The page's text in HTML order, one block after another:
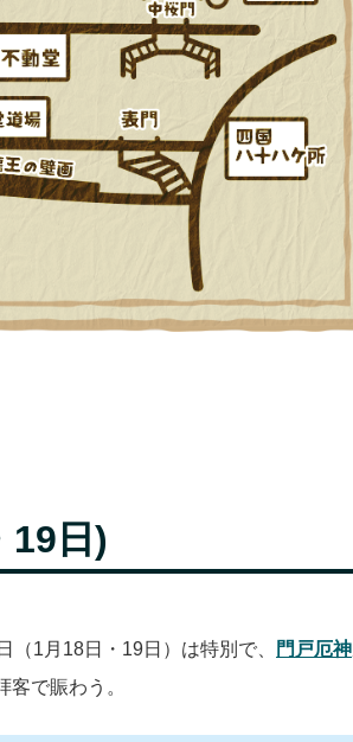
19日)
1月18日・19日）は特別で、 門戸厄神
で賑わう。